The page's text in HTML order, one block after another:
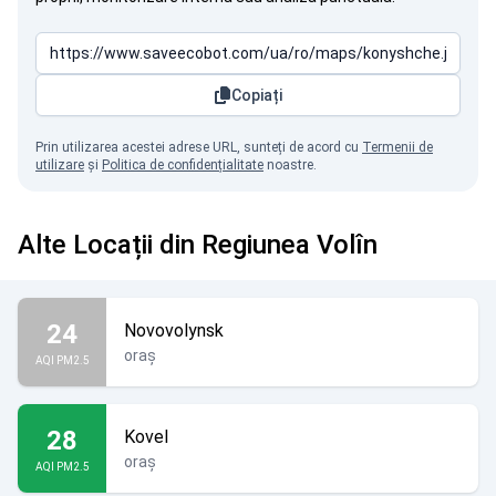
Copiați
Prin utilizarea acestei adrese URL, sunteți de acord cu Termenii de
utilizare și Politica de confidențialitate noastre.
Alte Locații din Regiunea Volîn
24
AQI PM2.5
Novovolynsk
oraș
28
AQI PM2.5
Kovel
oraș